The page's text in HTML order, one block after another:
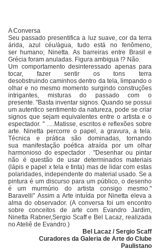
A Conversa
Seu passado presentifica a luz suave, cor da terra
árida, azul céu/água, tudo está no fenômeno,
ser humano; Ninetta. As barreiras entre Brasil e
Grécia foram anuladas. Figura ambigua !? Não.
Um comportamento desinteressado apenas para
tocar, fazer sentir os tons terra
desobstruindo caminhos dentro da tela, limpando o
olhar e no mesmo momento surgindo construções
intrigantes, misturas do passado com o
presente. "Basta inventar signos. Quando se possui
um autentico sentimento da natureza, pode se criar
signos que sejam equivalentes entre o artista e o
espectador. " .....Matisse, escritos e reflexões sobre
arte. Ninetta percorre o papel, a gravura, a tela.
Técnica e prática são dominadas, tornando
sua manifestação poética atraída por um olhar
harmonioso do espectador . "Desenhar ou pintar
não é questão de usar determinados materiais
(lápis e papel x tela e tinta) mas de lidar com estas
polaridades, independente do material usado. Se a
pintura é um discurso para um público, o desenho
é um murmúrio do artista consigo mesmo."
Baravelli" Assim a Arte intuída por Ninetta eleva a
alma do observador. (A conversa foi um encontro
sobre conceitos de arte com Evandro Jardim,
Ninetta Rabner,Sergio Scaff e Bel Lacaz, realizada
no Ateliê de Evandro.)
Bel Lacaz / Sergio Scaff
Curadores da Galeria de Arte do Clube
Paulistano